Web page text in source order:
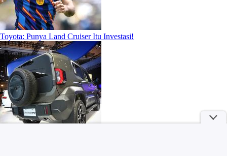
Toyota: Punya Land Cruiser Itu Investasi!